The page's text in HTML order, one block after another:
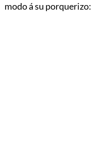
modo á su porquerizo: